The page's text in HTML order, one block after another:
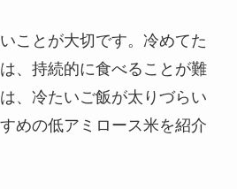
ことが大切です。冷めてた
、持続的に食べることが難
、冷たいご飯が太りづらい
めの低アミロース米を紹介